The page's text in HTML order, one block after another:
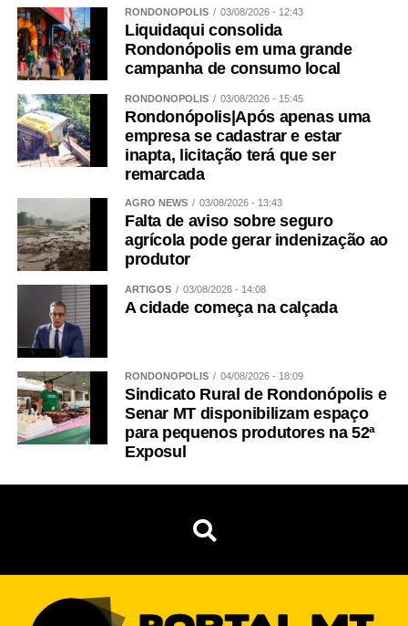
RONDONÓPOLIS 03/08/2026 - 12:43
Liquidaqui consolida
Rondonópolis em uma grande
campanha de consumo local
RONDONÓPOLIS 03/08/2026 - 15:45
Rondonópolis|Após apenas uma
empresa se cadastrar e estar
inapta, licitação terá que ser
remarcada
AGRO NEWS 03/08/2026 - 13:43
Falta de aviso sobre seguro
agrícola pode gerar indenização ao
produtor
ARTIGOS 03/08/2026 - 14:08
A cidade começa na calçada
RONDONÓPOLIS 04/08/2026 - 18:09
Sindicato Rural de Rondonópolis e
Senar MT disponibilizam espaço
para pequenos produtores na 52ª
Exposul